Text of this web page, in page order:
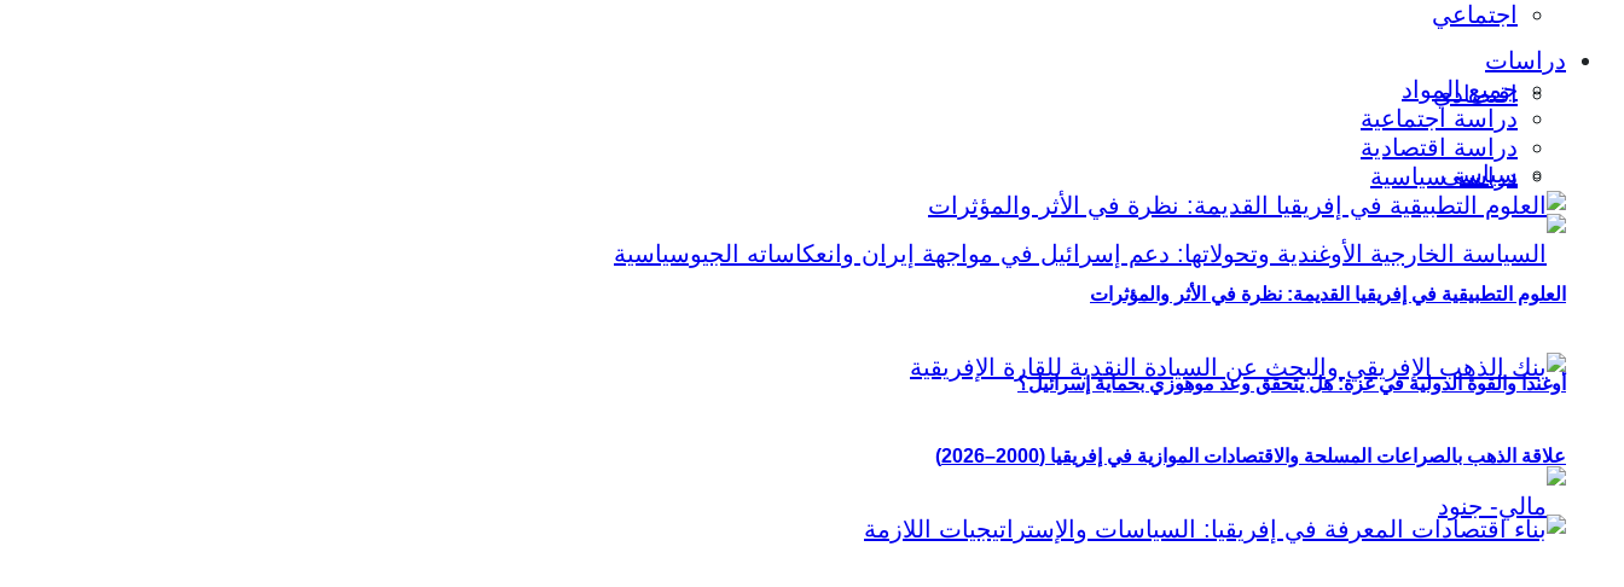
اجتماعي
اقتصادي
سياسي
أوغندا والقوة الدولية في غزة: هل يتحقق وعد موهوزي بحماية إسرائيل؟
دراسات
جميع المواد
دراسة اجتماعية
دراسة اقتصادية
دراسة سياسية
العلوم التطبيقية في إفريقيا القديمة: نظرة في الأثر والمؤثرات
علاقة الذهب بالصراعات المسلحة والاقتصادات الموازية في إفريقيا (2000–2026)